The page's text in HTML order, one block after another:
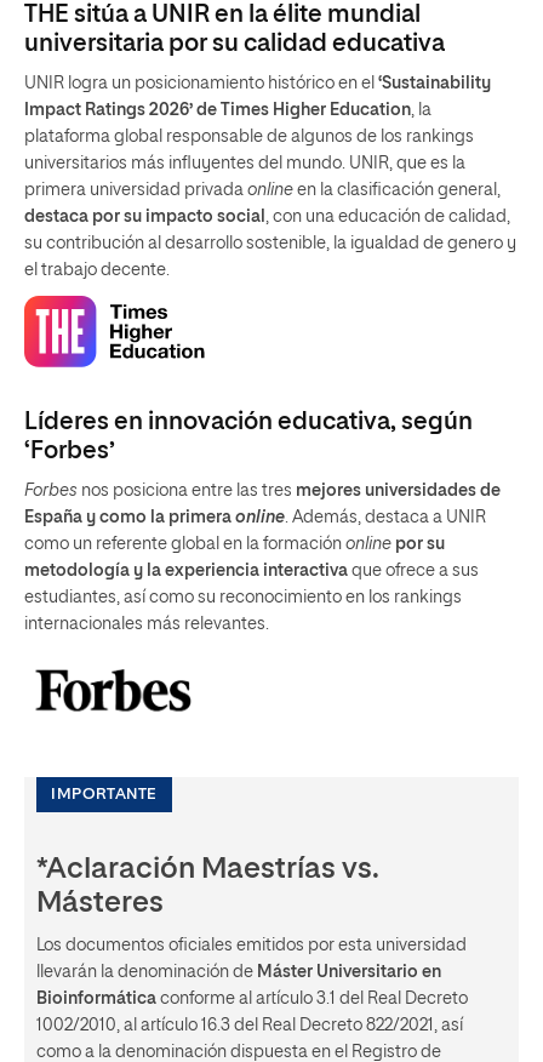
THE sitúa a UNIR en la élite mundial
universitaria por su calidad educativa
UNIR logra un posicionamiento histórico en el ‘Sustainability
Impact Ratings 2026’ de Times Higher Education , la
plataforma global responsable de algunos de los rankings
universitarios más influyentes del mundo. UNIR, que es la
primera universidad privada online en la clasificación general,
destaca por su impacto social
, con una educación de calidad,
su contribución al desarrollo sostenible, la igualdad de genero y
el trabajo decente.
Líderes en innovación educativa, según
‘Forbes’
Forbes nos posiciona entre las tres mejores universidades de
España y como la primera online. Además, destaca a UNIR
como un referente global en la formación online por su
metodología y la experiencia interactiva que ofrece a sus
estudiantes, así como su reconocimiento en los rankings
internacionales más relevantes.
IMPORTANTE
*Aclaración Maestrías vs.
Másteres
Los documentos oficiales emitidos por esta universidad
llevarán la denominación de Máster Universitario en
Bioinformática conforme al artículo 3.1 del Real Decreto
1002/2010, al artículo 16.3 del Real Decreto 822/2021, así
como a la denominación dispuesta en el Registro de